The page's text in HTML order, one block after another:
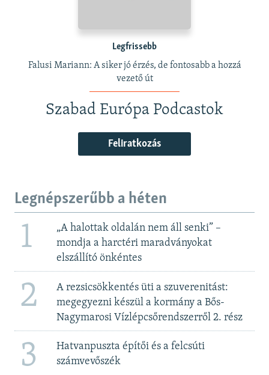
Legfrissebb
Falusi Mariann: A siker jó érzés, de fontosabb a hozzá
vezető út
Szabad Európa Podcastok
Feliratkozás
Legnépszerűbb a héten
1
„A halottak oldalán nem áll senki” –
mondja a harctéri maradványokat
elszállító önkéntes
2
A rezsicsökkentés üti a szuverenitást:
megegyezni készül a kormány a Bős-
Nagymarosi Vízlépcsőrendszerről 2. rész
3
Hatvanpuszta építői és a felcsúti
számvevőszék